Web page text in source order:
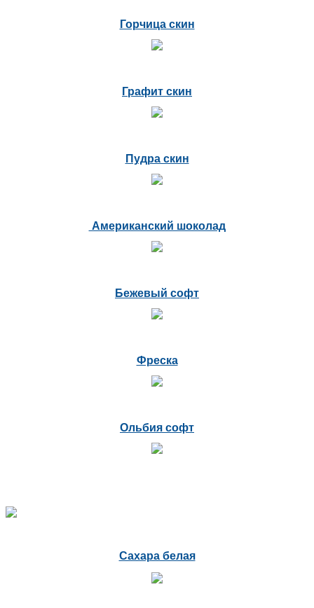
Горчица скин
Графит скин
Пудра скин
Американский шоколад
Бежевый софт
Фреска
Ольбия софт
Сахара белая